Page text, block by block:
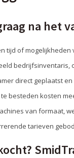
na het
tijd of
direct geplaatst
besteden kosten
van formaat,
tarieven